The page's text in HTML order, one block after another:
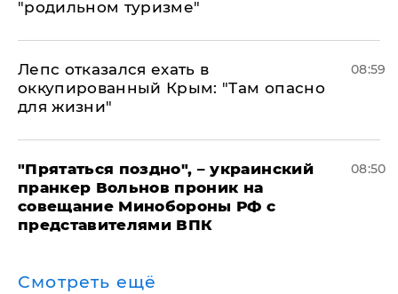
"родильном туризме"
Лепс отказался ехать в
оккупированный Крым: "Там опасно
для жизни"
08:59
"Прятаться поздно", – украинский
пранкер Вольнов проник на
совещание Минобороны РФ с
представителями ВПК
08:50
Смотреть ещё